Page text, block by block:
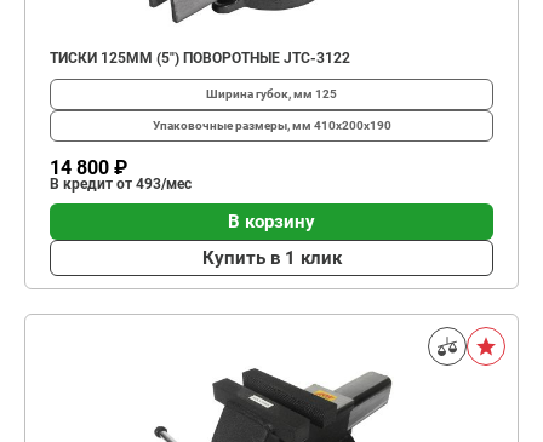
ТИСКИ 125ММ (5") ПОВОРОТНЫЕ JTC-3122
Ширина губок, мм 125
Упаковочные размеры, мм 410х200х190
14 800 ₽
В кредит от 493/мес
В корзину
Купить в 1 клик